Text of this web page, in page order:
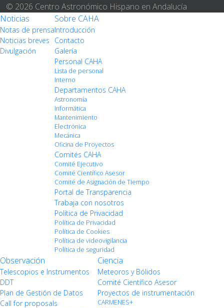
© 2026 Centro Astronómico Hispano en Andalucía
Noticias
Notas de prensa
Noticias breves
Divulgación
Sobre CAHA
Introducción
Contacto
Galería
Personal CAHA
Lista de personal
Interno
Departamentos CAHA
Astronomía
Informática
Mantenimiento
Electrónica
Mecánica
Oficina de Proyectos
Comités CAHA
Comité Ejecutivo
Comité Científico Asesor
Comité de Asignación de Tiempo
Portal de Transparencia
Trabaja con nosotros
Política de Privacidad
Política de Privacidad
Política de Cookies
Política de videovigilancia
Política de seguridad
Observación
Telescopios e Instrumentos
DDT
Plan de Gestión de Datos
Call for proposals
Ciencia
Meteoros y Bólidos
Comité Científico Asesor
Proyectos de instrumentación
CARMENES+